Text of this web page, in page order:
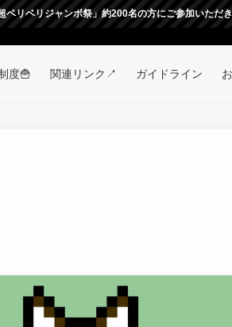
」約200名の方にご参加いただき大盛況の元無事
度🍟 関連リンク↗ ガイドライン